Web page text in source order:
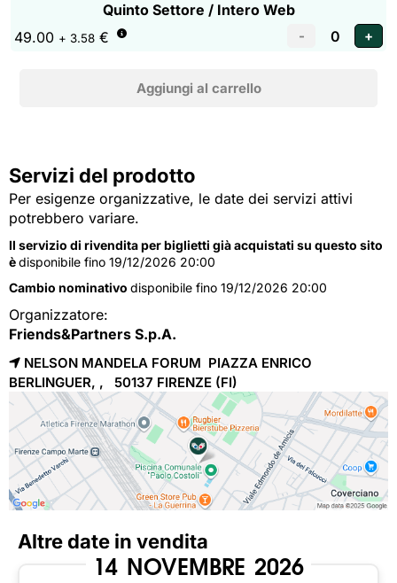
Quinto Settore / Intero Web
49.00 + 3.58 €
Servizi del prodotto
Per esigenze organizzative, le date dei servizi attivi
potrebbero variare.
Il servizio di rivendita per biglietti già acquistati su questo sito
èdisponibile fino 19/12/2026 20:00
Cambio nominativo disponibile fino 19/12/2026 20:00
Organizzatore:
Friends&Partners S.p.A.
NELSON MANDELA FORUM PIAZZA ENRICO
BERLINGUER, , 50137 FIRENZE (FI)
Altre date in vendita
14 NOVEMBRE 2026